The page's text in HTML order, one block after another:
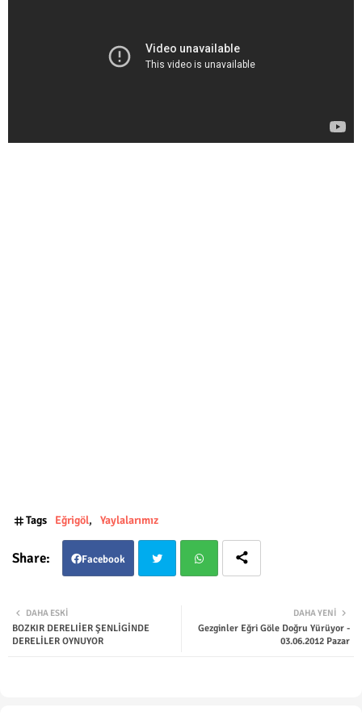
Tags Eğrigöl Yaylalarımız
Facebook
tsap
DAHA YENI
Gezginler Eğri Göle Doğru Yürüyor -
03.06.2012 Pazar
DAHA ESKI
BOZKIR DERELIİER ŞENLİGİNDE
DERELİLER OYNUYOR